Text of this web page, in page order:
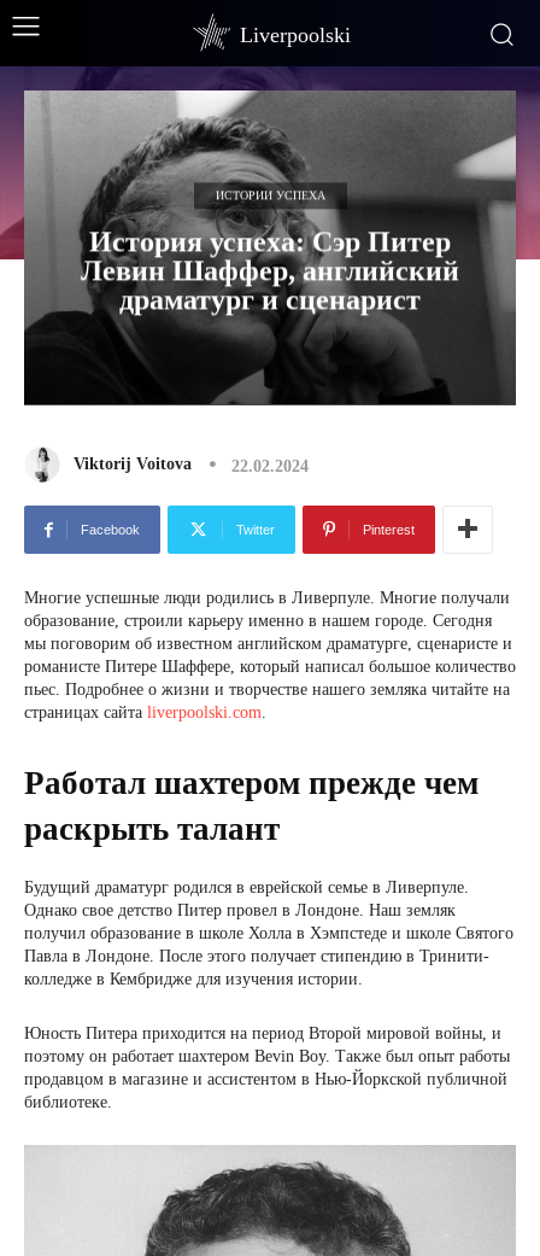
Liverpoolski
ИСТОРИИ УСПЕХА
История успеха: Сэр Питер
Левин Шаффер, английский
драматург и сценарист
Viktorij Voitova 22.02.2024
Facebook Twitter Pinterest
Многие успешные люди родились в Ливерпуле. Многие получали
образование, строили карьеру именно в нашем городе. Сегодня
мы поговорим об известном английском драматурге, сценаристе и
романисте Питере Шаффере, который написал большое количество
пьес. Подробнее о жизни и творчестве нашего земляка читайте на
страницах сайта liverpoolski.com.
Работал шахтером прежде чем
раскрыть талант
Будущий драматург родился в еврейской семье в Ливерпуле.
Однако свое детство Питер провел в Лондоне. Наш земляк
получил образование в школе Холла в Хэмпстеде и школе Святого
Павла в Лондоне. После этого получает стипендию в Тринити-
колледже в Кембридже для изучения истории.
Юность Питера приходится на период Второй мировой войны, и
поэтому он работает шахтером Bevin Boy. Также был опыт работы
продавцом в магазине и ассистентом в Нью-Йоркской публичной
библиотеке.